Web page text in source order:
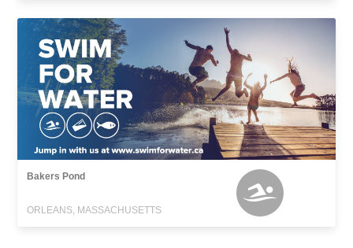
Bakers Pond
ORLEANS, MASSACHUSETTS